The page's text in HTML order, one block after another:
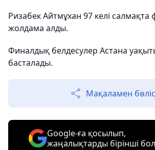
Ризабек Айтмұхан 97 келі салмақта
жолдама алды.
Финалдық белдесулер Астана
басталады.
Мақаламен
Google-ға қосылып,
жаңалықтарды бірінші